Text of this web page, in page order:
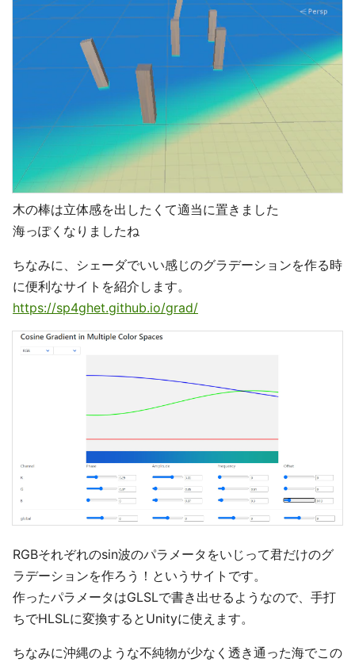
木の棒は立体感を出したくて適当に置きました
海っぽくなりましたね
ちなみに、シェーダでいい感じのグラデーションを作る時
に便利なサイトを紹介します。
https://sp4ghet.github.io/grad/
RGBそれぞれのsin波のパラメータをいじって君だけのグ
ラデーションを作ろう！というサイトです。
作ったパラメータはGLSLで書き出せるようなので、手打
ちでHLSLに変換するとUnityに使えます。
ちなみに沖縄のような不純物が少なく透き通った海でこの